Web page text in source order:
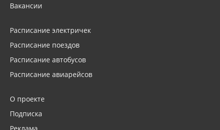
Вакансии
Расписание электричек
Расписание поездов
Расписание автобусов
Расписание авиарейсов
О проекте
Подписка
Реклама